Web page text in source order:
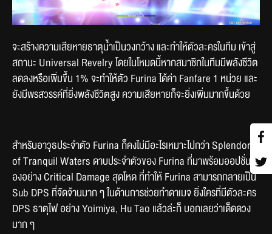
จะสร้างความเสียหายธาตุน้ำเป็นวงกว้าง และทำให้ตัวละครในทีม เข้าสู่
สถานะ Universal Revelry โดยในโหมดนี้หากสมาชิกในทีมมีพลังชีวิต
ลดลงหรือเพิ่มขึ้น 1% จะทำให้ตัว Furina ได้ค่า Fanfare 1 หน่วย และ
ยังมีพรสวรรค์ที่ยิ่งพลังชีวิตสูง ความเสียหายก็จะยิ่งเพิ่มมากขึ้นด้วย
สำหรับอาวุธประจำตัว Furina ก็คงไม่มีอะไรเหมาะไปกว่า Splendor
of Tranquil Waters ดาบประจำตัวของ Furina ที่มาพร้อมออปชั่นร
องอย่าง Critical Damage สุดโหด ที่ทำให้ Furina สามารถกลายเป็น
Sub DPS ที่จัดจ้านมาก ๆ ในด้านการช่วยทำดาเมจ ยิ่งใครที่มีตัวละคร
DPS ธาตุไฟ อย่าง Yoimiya, Hu Tao แล้วล่ะก็ บอกเลยว่าเด็ดดวง
มาก ๆ